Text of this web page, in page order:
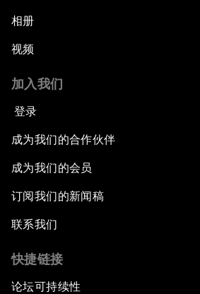
相册
视频
加入我们
登录
成为我们的合作伙伴
成为我们的会员
订阅我们的新闻稿
联系我们
快捷链接
论坛可持续性